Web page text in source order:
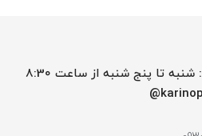
ساعت کار فروشگاه حضوری : شنبه تا پنج شنبه از ساعت 8:30